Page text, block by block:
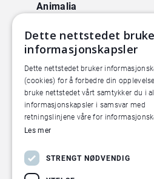
Animalia
0585 Oslo
Pilotanlegget
Økern Torgvei 13,
inngang B
Dette nettstedet
informasjonskapsler
Dette nettstedet bruker
(cookies) for å forbedre din
bruke nettstedet vårt samtykker du i
informasjonskapsler i samsvar med
retningslinjene våre for
Les mer
STRENGT NØDVENDIG